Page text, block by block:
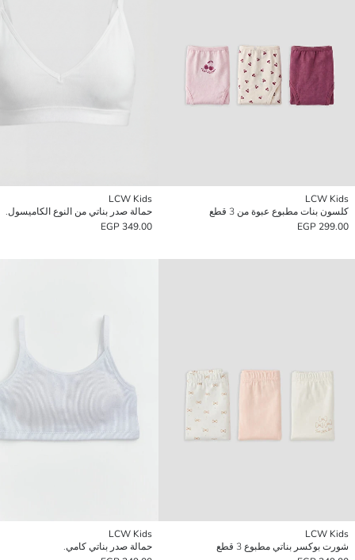
LCW Kids
كلسون بنات مطبوع عبوة من 3 قطع
299.00 EGP
LCW Kids
حمالة صدر بناتي من النوع الكاميسول.
349.00 EGP
LCW Kids
شورت بوكسر بناتي مطبوع 3 قطع
LCW Kids
حمالة صدر بناتي كامي.